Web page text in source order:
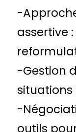
-
assertive
-Gestion
-
outils